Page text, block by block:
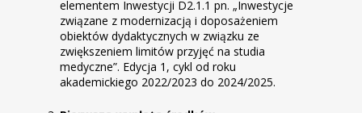
elementem Inwestycji D2.1.1 pn. „Inwestycje
związane z modernizacją i doposażeniem
obiektów dydaktycznych w związku ze
zwiększeniem limitów przyjęć na studia
medyczne”. Edycja 1, cykl od roku
akademickiego 2022/2023 do 2024/2025.